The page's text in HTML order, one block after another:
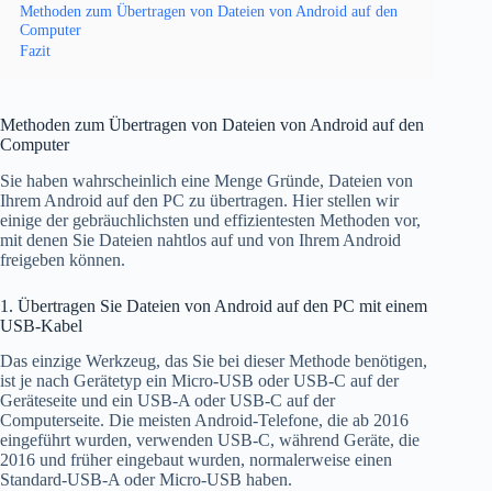
Methoden zum Übertragen von Dateien von Android auf den
Computer
Fazit
Methoden zum Übertragen von Dateien von Android auf den
Computer
Sie haben wahrscheinlich eine Menge Gründe, Dateien von
Ihrem Android auf den PC zu übertragen. Hier stellen wir
einige der gebräuchlichsten und effizientesten Methoden vor,
mit denen Sie Dateien nahtlos auf und von Ihrem Android
freigeben können.
1. Übertragen Sie Dateien von Android auf den PC mit einem
USB-Kabel
Das einzige Werkzeug, das Sie bei dieser Methode benötigen,
ist je nach Gerätetyp ein Micro-USB oder USB-C auf der
Geräteseite und ein USB-A oder USB-C auf der
Computerseite. Die meisten Android-Telefone, die ab 2016
eingeführt wurden, verwenden USB-C, während Geräte, die
2016 und früher eingebaut wurden, normalerweise einen
Standard-USB-A oder Micro-USB haben.